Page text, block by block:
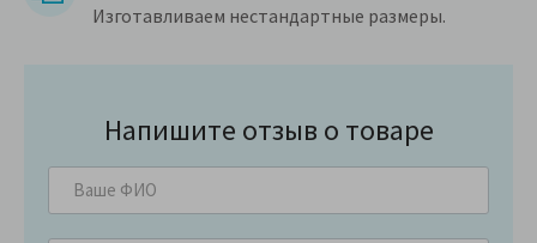
Изготавливаем нестандартные размеры.
Напишите отзыв о товаре